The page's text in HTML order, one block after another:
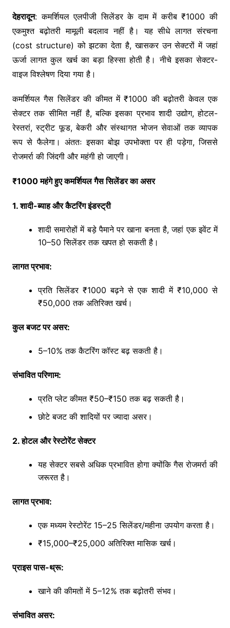
देहरादून: कमर्शियल एलपीजी सिलेंडर के दाम में करीब ₹1000 की
एकमुश्त बढ़ोतरी मामूली बदलाव नहीं है। यह सीधे लागत संरचना
(cost structure) को झटका देता है, खासकर उन सेक्टरों में जहां
ऊर्जा लागत कुल खर्च का बड़ा हिस्सा होती है। नीचे इसका सेक्टर-
वाइज विश्लेषण दिया गया है।
कमर्शियल गैस सिलेंडर की कीमत में ₹1000 की बढ़ोतरी केवल एक
सेक्टर तक सीमित नहीं है, बल्कि इसका प्रभाव शादी उद्योग, होटल-
रेस्तरां, स्ट्रीट फूड, बेकरी और संस्थागत भोजन सेवाओं तक व्यापक
रूप से फैलेगा। अंततः इसका बोझ उपभोक्ता पर ही पड़ेगा, जिससे
रोजमर्रा की जिंदगी और महंगी हो जाएगी।
₹1000 महंगे हुए कमर्शियल गैस सिलेंडर का असर
1. शादी-ब्याह और कैटरिंग इंडस्ट्री
शादी समारोहों में बड़े पैमाने पर खाना बनता है, जहां एक इवेंट में
10–50 सिलेंडर तक खपत हो सकती है।
लागत प्रभाव:
प्रति सिलेंडर ₹1000 बढ़ने से एक शादी में ₹10,000 से
₹50,000 तक अतिरिक्त खर्च।
कुल बजट पर असर:
5–10% तक कैटरिंग कॉस्ट बढ़ सकती है।
संभावित परिणाम:
प्रति प्लेट कीमत ₹50–₹150 तक बढ़ सकती है।
छोटे बजट की शादियों पर ज्यादा असर।
2. होटल और रेस्टोरेंट सेक्टर
यह सेक्टर सबसे अधिक प्रभावित होगा क्योंकि गैस रोजमर्रा की
जरूरत है।
लागत प्रभाव:
एक मध्यम रेस्टोरेंट 15–25 सिलेंडर/महीना उपयोग करता है।
₹15,000–₹25,000 अतिरिक्त मासिक खर्च।
प्राइस पास-थ्रू:
खाने की कीमतों में 5–12% तक बढ़ोतरी संभव।
संभावित असर: